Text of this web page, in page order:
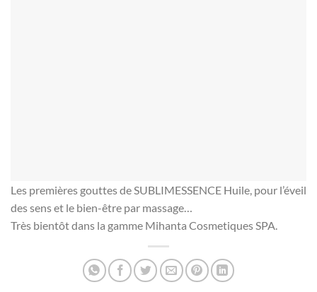
Les premières gouttes de SUBLIMESSENCE Huile, pour l’éveil
des sens et le bien-être par massage…
Très bientôt dans la gamme Mihanta Cosmetiques SPA.